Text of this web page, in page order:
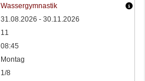
Wassergymnastik
31.08.2026 - 30.11.2026
11
08:45
Montag
1/8